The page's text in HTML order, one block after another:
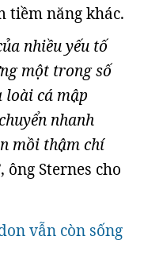
tiềm năng khác.
nhiều yếu tố
một trong số
loài cá mập
nhanh
mồi thậm chí
, ông Sternes cho
vẫn còn sống